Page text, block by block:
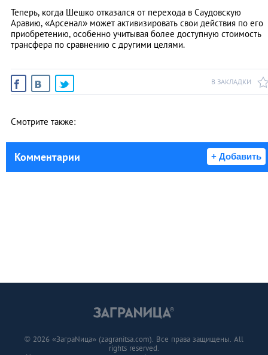
Теперь, когда Шешко отказался от перехода в Саудовскую
Аравию, «Арсенал» может активизировать свои действия по его
приобретению, особенно учитывая более доступную стоимость
трансфера по сравнению с другими целями.
В ЗАКЛАДКИ
Смотрите также:
Комментарии + Добавить
© 2026 «ЗаграNица» (zagranitsa.com). Все права защищены. All
rights reserved.